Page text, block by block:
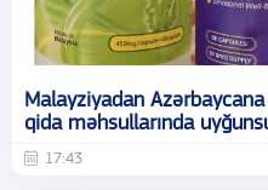
Malayziyadan
qida məhsullarında
17:43